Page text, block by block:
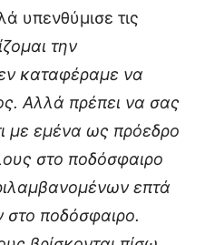
υπενθύμισε τις
την
καταφέραμε να
Αλλά πρέπει να σας
με εμένα ως πρόεδρο
στο ποδόσφαιρο
επτά
ποδόσφαιρο.